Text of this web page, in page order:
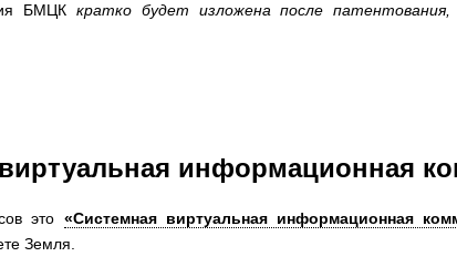
БМЦК кратко будет изложена после
информационная
это «Системная виртуальная информационная
Земля.